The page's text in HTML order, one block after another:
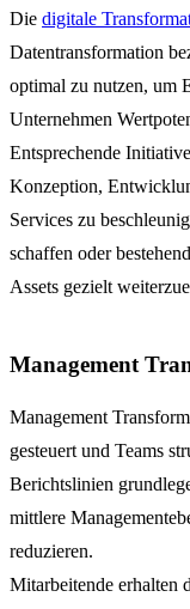
Die digitale
Datentransformation
optimal zu nutzen, um
Unternehmen
Entsprechende
Konzeption,
Services zu
schaffen oder
Assets gezielt
Management
Management
gesteuert und Teams
Berichtslinien
mittlere
reduzieren.
Mitarbeitende erhalten